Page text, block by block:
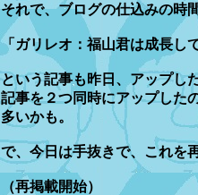
それで、ブログの仕込みの時
「ガリレオ：福山君は成長し
という記事も昨日、アップし
記事を２つ同時にアップした
多いかも。
で、今日は手抜きで、これを
（再掲載開始）